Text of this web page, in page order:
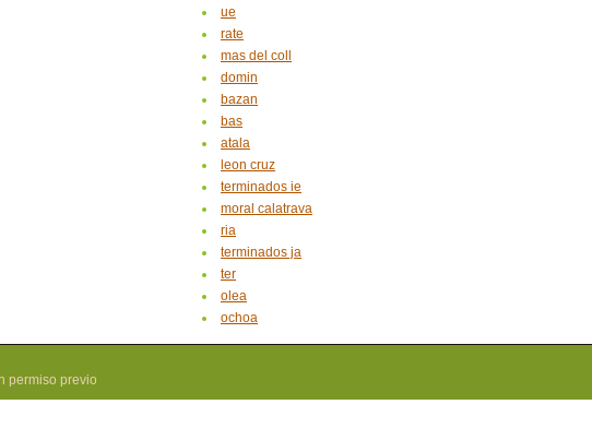
ue
rate
mas del coll
domin
bazan
bas
atala
leon cruz
terminados ie
moral calatrava
ria
terminados ja
ter
olea
ochoa
permiso previo